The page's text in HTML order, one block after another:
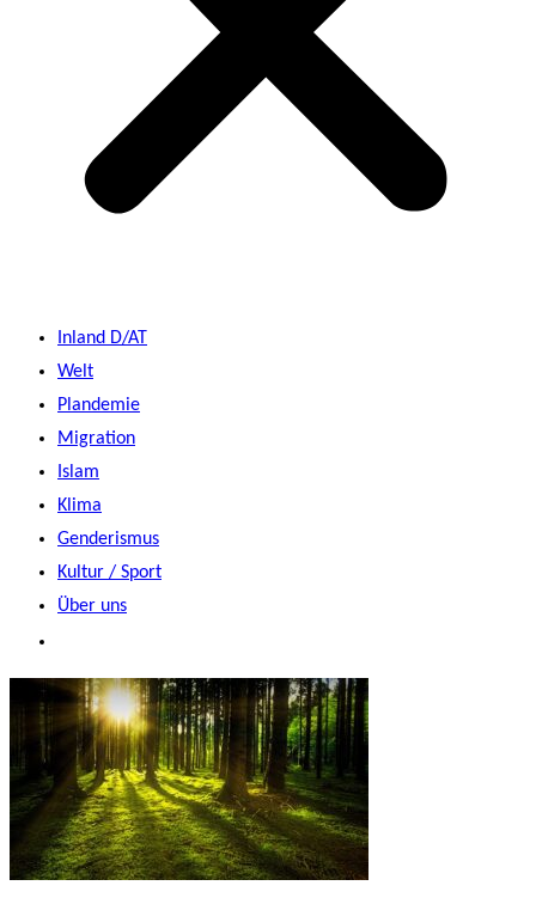
Inland D/AT
Welt
Plandemie
Migration
Islam
Klima
Genderismus
Kultur / Sport
Über uns